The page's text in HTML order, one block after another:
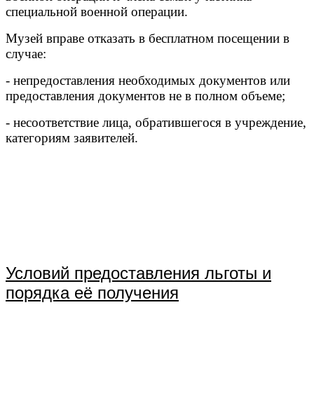
специальной военной операции.
Музей вправе отказать в бесплатном посещении в
случае:
- непредоставления необходимых документов или
предоставления документов не в полном объеме;
- несоответствие лица, обратившегося в учреждение,
категориям заявителей.
Условий предоставления льготы и
порядка её получения